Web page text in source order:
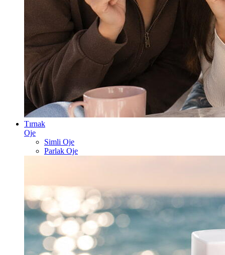
Tırnak
Oje
Simli Oje
Parlak Oje